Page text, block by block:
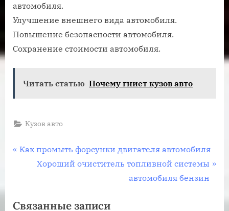
автомобиля.
Улучшение внешнего вида автомобиля.
Повышение безопасности автомобиля.
Сохранение стоимости автомобиля.
Читать статью Почему гниет кузов авто
Кузов авто
Навигация
П
ы
Как промыть форсунки двигателя автомобиля
С
д
Хороший очиститель топливной системы
автомобиля бензин
Связанные записи